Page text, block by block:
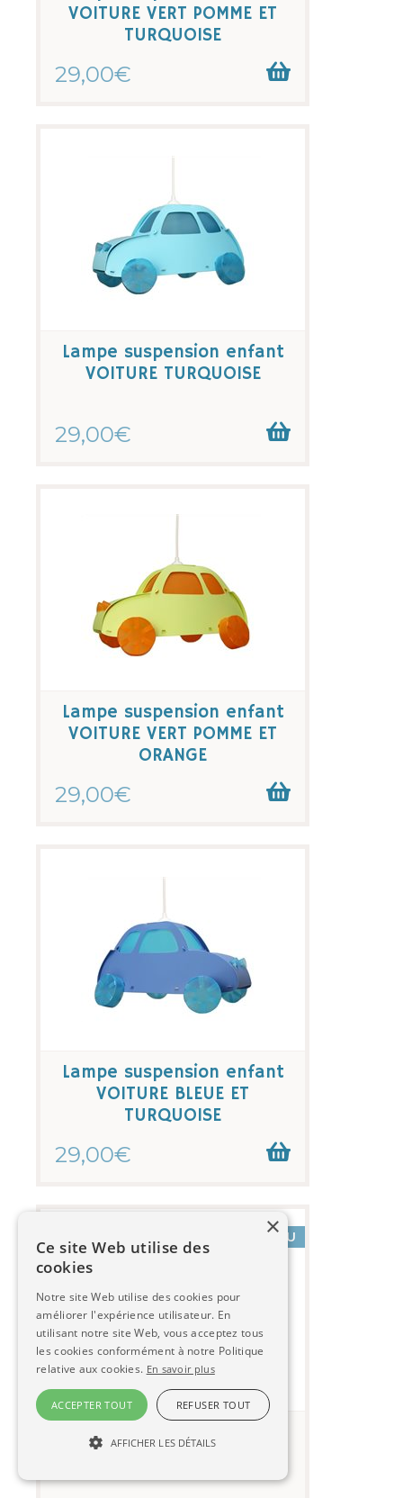
VOITURE VERT POMME ET
TURQUOISE
29,00€
Lampe suspension enfant
VOITURE TURQUOISE
29,00€
Lampe suspension enfant
VOITURE VERT POMME ET
ORANGE
29,00€
Lampe suspension enfant
VOITURE BLEUE ET
TURQUOISE
29,00€
Lampe de chevet COSMOS
NOUVEAU
×
Ce site Web utilise des
cookies
Notre site Web utilise des cookies pour
améliorer l'expérience utilisateur. En
utilisant notre site Web, vous acceptez tous
les cookies conformément à notre Politique
relative aux cookies. En savoir plus
ACCEPTER TOUT REFUSER TOUT
AFFICHER LES DÉTAILS